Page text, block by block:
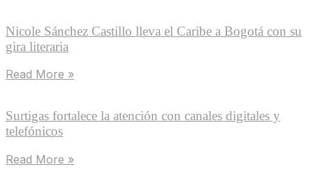
Nicole Sánchez Castillo lleva el Caribe a Bogotá con su
gira literaria
Read More »
Surtigas fortalece la atención con canales digitales y
telefónicos
Read More »